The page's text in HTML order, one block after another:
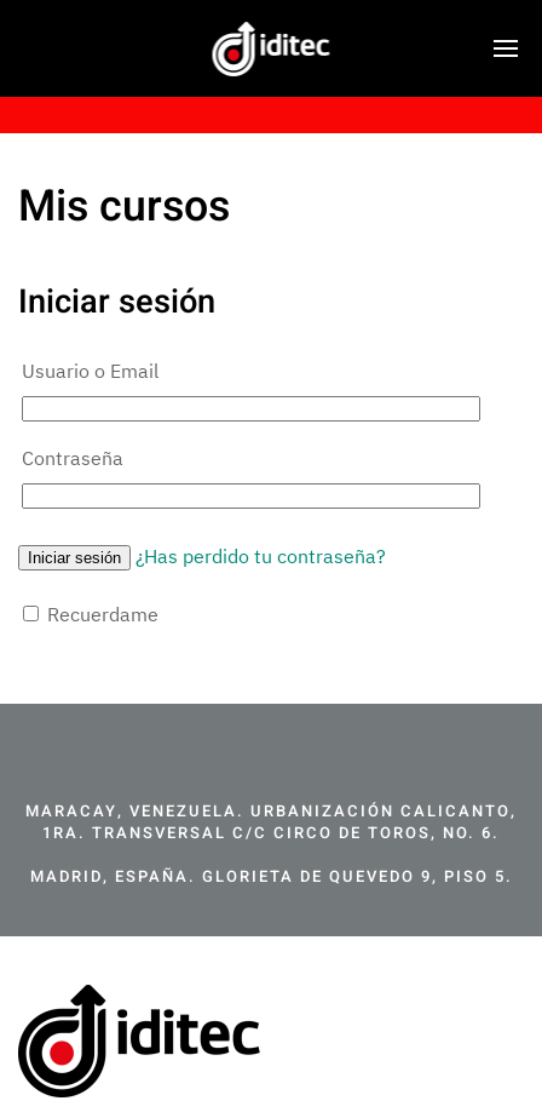
Mis cursos
Iniciar sesión
Usuario o Email
Contraseña
¿Has perdido tu contraseña?
Recuerdame
MARACAY, VENEZUELA. URBANIZACIÓN CALICANTO,
1RA. TRANSVERSAL C/C CIRCO DE TOROS, NO. 6.
MADRID, ESPAÑA. GLORIETA DE QUEVEDO 9, PISO 5.